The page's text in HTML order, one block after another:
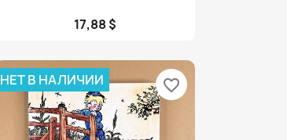
17,88 $
НЕТ В НАЛИЧИИ favorite_border